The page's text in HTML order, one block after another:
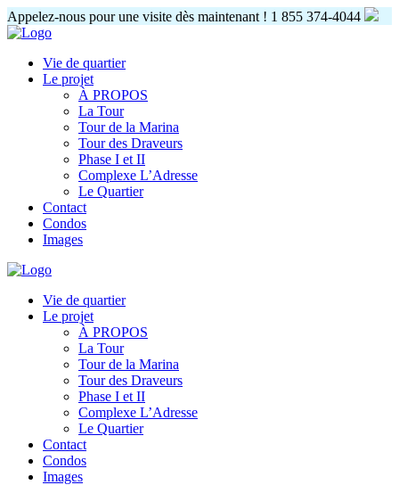
Appelez-nous pour une visite dès maintenant ! 1 855 374-4044
Vie de quartier
Le projet
À PROPOS
La Tour
Tour de la Marina
Tour des Draveurs
Phase I et II
Complexe L’Adresse
Le Quartier
Contact
Condos
Images
Vie de quartier
Le projet
À PROPOS
La Tour
Tour de la Marina
Tour des Draveurs
Phase I et II
Complexe L’Adresse
Le Quartier
Contact
Condos
Images